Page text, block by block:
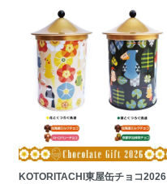
KOTORITACHI東屋缶チョコ2026